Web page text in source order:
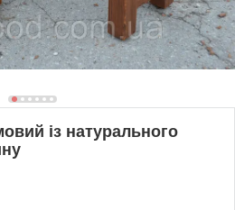
із натурального